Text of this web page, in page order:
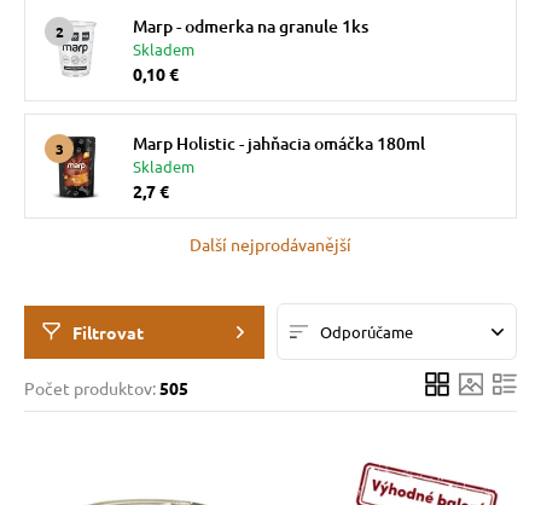
so psom
Marp - odmerka na granule 1ks
Skladem
0,10 €
Marp Holistic - jahňacia omáčka 180ml
Skladem
2,7 €
Další nejprodávanější
Filtrovat Odporúčame
Počet produktov:505